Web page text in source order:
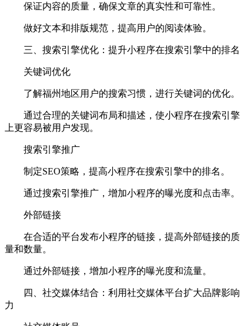
保证内容的质量，确保文章的真实性和可靠性。
做好文本和排版规范，提高用户的阅读体验。
三、搜索引擎优化：提升小程序在搜索引擎中的排名
关键词优化
了解福州地区用户的搜索习惯，进行关键词的优化。
通过合理的关键词布局和描述，使小程序在搜索引擎
上更容易被用户发现。
搜索引擎推广
制定SEO策略，提高小程序在搜索引擎中的排名。
通过搜索引擎推广，增加小程序的曝光度和点击率。
外部链接
在合适的平台发布小程序的链接，提高外部链接的质
量和数量。
通过外部链接，增加小程序的曝光度和流量。
四、社交媒体结合：利用社交媒体平台扩大品牌影响
力